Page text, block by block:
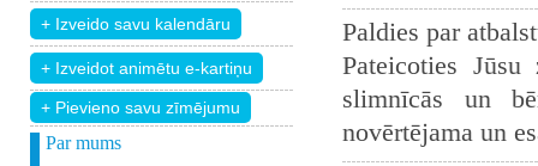
+ Pievieno savu zīmējumu
Par mums
Paldies par
Pateicoties
slimnīcās un
novērtējama un